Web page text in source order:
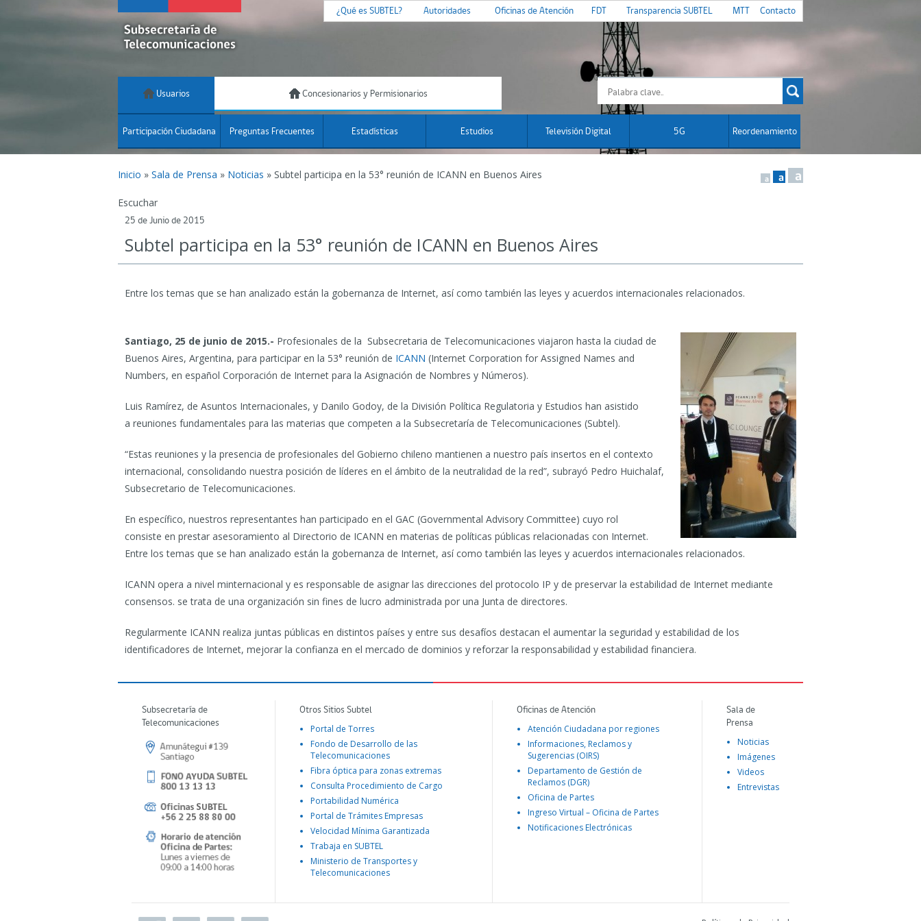
¿Qué es SUBTEL? Autoridades Oficinas de Atención FDT Transparencia SUBTEL MTT Contacto
Usuarios Concesionarios y Permisionarios
Participación Ciudadana Preguntas Frecuentes Estadísticas Estudios Televisión Digital 5G Reordenamiento
Inicio » Sala de Prensa » Noticias » Subtel participa en la 53° reunión de ICANN en Buenos Aires a a a
Escuchar
25 de Junio de 2015
Subtel participa en la 53° reunión de ICANN en Buenos Aires
Entre los temas que se han analizado están la gobernanza de Internet, así como también las leyes y acuerdos internacionales relacionados.
Santiago, 25 de junio de 2015.- Profesionales de la Subsecretaria de Telecomunicaciones viajaron hasta la ciudad de
Buenos Aires, Argentina, para participar en la 53° reunión de ICANN (Internet Corporation for Assigned Names and
Numbers, en español Corporación de Internet para la Asignación de Nombres y Números).
Luis Ramírez, de Asuntos Internacionales, y Danilo Godoy, de la División Política Regulatoria y Estudios han asistido
a reuniones fundamentales para las materias que competen a la Subsecretaría de Telecomunicaciones (Subtel).
“Estas reuniones y la presencia de profesionales del Gobierno chileno mantienen a nuestro país insertos en el contexto
internacional, consolidando nuestra posición de líderes en el ámbito de la neutralidad de la red”, subrayó Pedro Huichalaf,
Subsecretario de Telecomunicaciones.
En específico, nuestros representantes han participado en el GAC (Governmental Advisory Committee) cuyo rol
consiste en prestar asesoramiento al Directorio de ICANN en materias de políticas públicas relacionadas con Internet.
Entre los temas que se han analizado están la gobernanza de Internet, así como también las leyes y acuerdos internacionales relacionados.
ICANN opera a nivel minternacional y es responsable de asignar las direcciones del protocolo IP y de preservar la estabilidad de Internet mediante
consensos. se trata de una organización sin fines de lucro administrada por una Junta de directores.
Regularmente ICANN realiza juntas públicas en distintos países y entre sus desafíos destacan el aumentar la seguridad y estabilidad de los
identificadores de Internet, mejorar la confianza en el mercado de dominios y reforzar la responsabilidad y estabilidad financiera.
Subsecretaría de
Telecomunicaciones
Otros Sitios Subtel
Portal de Torres
Fondo de Desarrollo de las
Telecomunicaciones
Fibra óptica para zonas extremas
Consulta Procedimiento de Cargo
Portabilidad Numérica
Portal de Trámites Empresas
Velocidad Mínima Garantizada
Trabaja en SUBTEL
Ministerio de Transportes y
Telecomunicaciones
Oficinas de Atención
Atención Ciudadana por regiones
Informaciones, Reclamos y
Sugerencias (OIRS)
Departamento de Gestión de
Reclamos (DGR)
Oficina de Partes
Ingreso Virtual – Oficina de Partes
Notificaciones Electrónicas
Sala de
Prensa
Noticias
Imágenes
Videos
Entrevistas